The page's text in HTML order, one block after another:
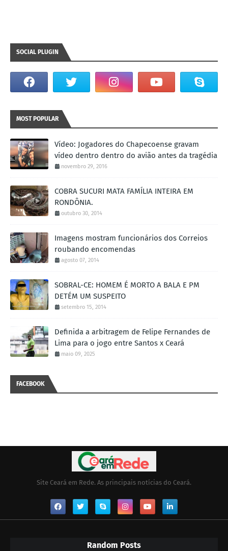
SOCIAL PLUGIN
MOST POPULAR
Vídeo: Jogadores do Chapecoense gravam
vídeo dentro dentro do avião antes da tragédia
novembro 29, 2016
COBRA SUCURI MATA FAMÍLIA INTEIRA EM
RONDÔNIA.
outubro 30, 2014
Imagens mostram funcionários dos Correios
roubando encomendas
agosto 07, 2014
SOBRAL-CE: HOMEM É MORTO A BALA E PM
DETÉM UM SUSPEITO
setembro 15, 2014
Definida a arbitragem de Felipe Fernandes de
Lima para o jogo entre Santos x Ceará
maio 09, 2025
FACEBOOK
Site Ceará em Rede. As principais notícias do Ceará.
Random Posts